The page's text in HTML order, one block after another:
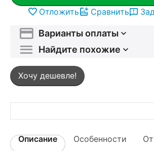
Отложить
Сравнить
Варианты оплаты
Найдите похожие
Хочу дешевле!
Описание Особенности